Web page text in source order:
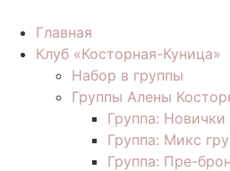
содержимому
Главная
Клуб «Косторная-Куница»
Набор в группы
Группы Алены
Группа: Новички
Группа: Микс
Группа: Пре-